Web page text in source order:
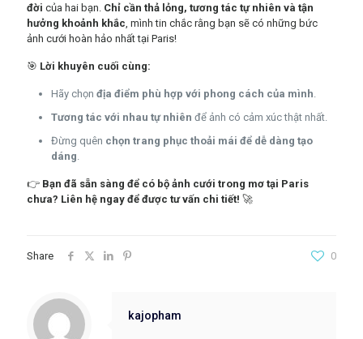
đời của hai bạn. Chỉ cần thả lỏng, tương tác tự nhiên và tận
hưởng khoảnh khắc , mình tin chắc rằng bạn sẽ có những bức
ảnh cưới hoàn hảo nhất tại Paris!
🎯 Lời khuyên cuối cùng:
Hãy chọn địa điểm phù hợp với phong cách của mình
Tương tác với nhau tự nhiên để ảnh có cảm xúc thật nhất.
Đừng quên chọn trang phục thoải mái để dễ dàng tạo
dáng
👉 Bạn đã sẵn sàng để có bộ ảnh cưới trong mơ tại Paris
chưa? Liên hệ ngay để được tư vấn chi tiết! 🚀
Share 0
kajopham